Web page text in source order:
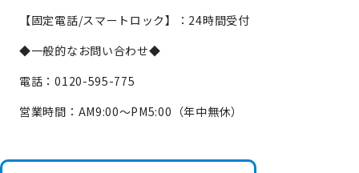
【固定電話/スマートロック】：24時間受付
◆一般的なお問い合わせ◆
電話：0120-595-775
営業時間：AM9:00～PM5:00（年中無休）